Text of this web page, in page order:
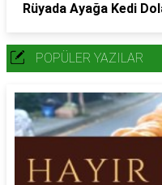
Rüyada Ayağa Kedi
POPÜLER YAZILAR